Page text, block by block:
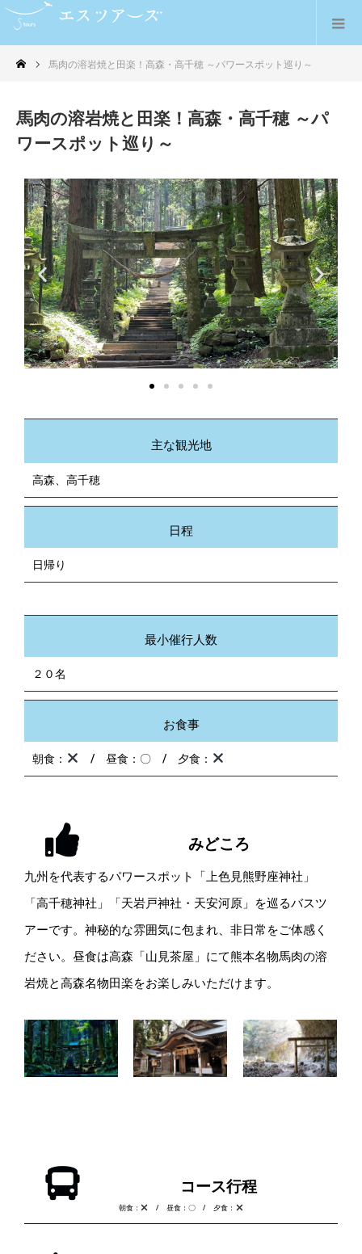
馬肉の溶岩焼と田楽！高森・高千穂 ～パワースポット巡り～
馬肉の溶岩焼と田楽！高森・高千穂 ～パ
ワースポット巡り～
主な観光地
高森、高千穂
日程
日帰り
最小催行人数
２０名
お食事
朝食： / 昼食：〇 / 夕食：
みどころ
九州を代表するパワースポット「上色見熊野座神社」
「高千穂神社」「天岩戸神社・天安河原」を巡るバスツ
アーです。神秘的な雰囲気に包まれ、非日常をご体感く
ださい。昼食は高森「山見茶屋」にて熊本名物馬肉の溶
岩焼と高森名物田楽をお楽しみいただけます。
コース行程
朝食： / 昼食：〇 / 夕食：